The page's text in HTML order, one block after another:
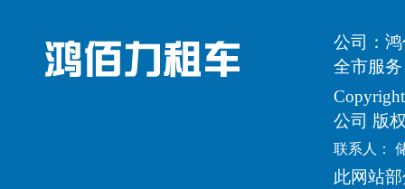
公司：
全市服务
公司 版
联系人：
此网站